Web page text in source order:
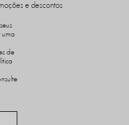
e descontos
uma
de